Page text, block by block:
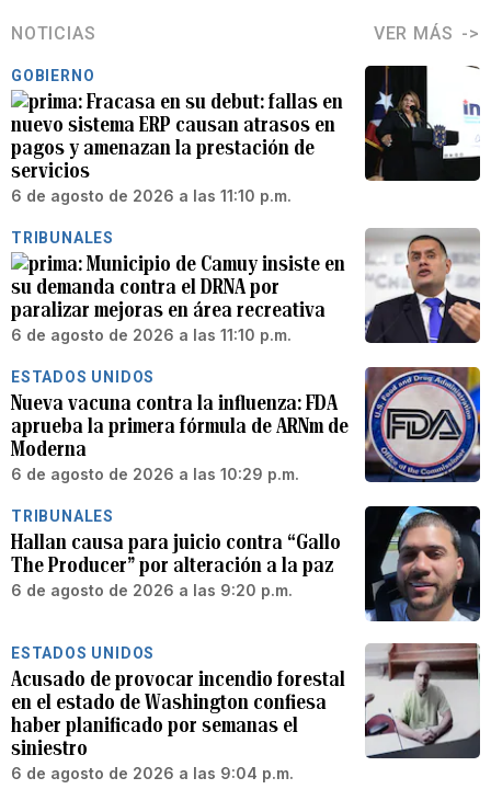
NOTICIAS VER MÁS
GOBIERNO
Fracasa en su debut: fallas en
nuevo sistema ERP causan atrasos en
pagos y amenazan la prestación de
servicios
6 de agosto de 2026 a las 11:10 p.m.
TRIBUNALES
Municipio de Camuy insiste en
su demanda contra el DRNA por
paralizar mejoras en área recreativa
6 de agosto de 2026 a las 11:10 p.m.
ESTADOS UNIDOS
Nueva vacuna contra la influenza: FDA
aprueba la primera fórmula de ARNm de
Moderna
6 de agosto de 2026 a las 10:29 p.m.
TRIBUNALES
Hallan causa para juicio contra “Gallo
The Producer” por alteración a la paz
6 de agosto de 2026 a las 9:20 p.m.
ESTADOS UNIDOS
Acusado de provocar incendio forestal
en el estado de Washington confiesa
haber planificado por semanas el
siniestro
6 de agosto de 2026 a las 9:04 p.m.